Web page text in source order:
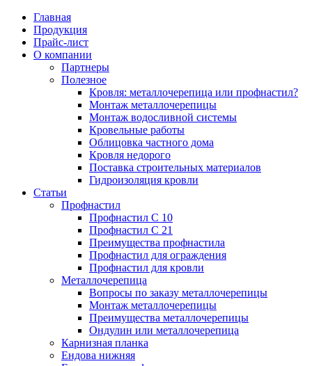
Главная
Продукция
Прайс-лист
О компании
Партнеры
Полезное
Кровля: металлочерепица или профнастил?
Монтаж металлочерепицы
Монтаж водосливной системы
Кровельные работы
Облицовка частного дома
Кровля недорого
Поставка строительных материалов
Гидроизоляция кровли
Статьи
Профнастил
Профнастил С 10
Профнастил С 21
Преимущества профнастила
Профнастил для ограждения
Профнастил для кровли
Металлочерепица
Вопросы по заказу металлочерепицы
Монтаж металлочерепицы
Преимущества металлочерепицы
Ондулин или металлочерепица
Карнизная планка
Ендова нижняя
Партнеры
Полезное
Монтаж
Кровельные
Профнастил
Профнастил С
Металлочерепица Монтаж
Карнизная планка
Ендова нижняя
Ендова верхняя фигурная
Ветровая планка
Зонт на трубу
Конек фигурный
Отлив оконный
Цена на профнастил
Цена на металлочерепицу